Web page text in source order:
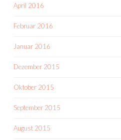
April 2016
Februar 2016
Januar 2016
Dezember 2015
Oktober 2015
September 2015
August 2015